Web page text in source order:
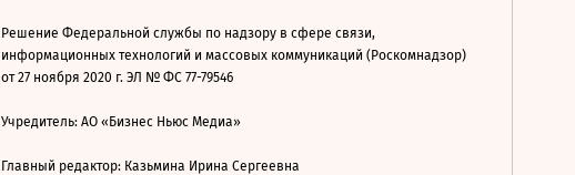
Решение Федеральной службы по надзору в сфере связи,
информационных технологий и массовых коммуникаций (Роскомнадзор)
от 27 ноября 2020 г. ЭЛ № ФС 77-79546
Учредитель: АО «Бизнес Ньюс Медиа»
Главный редактор: Казьмина Ирина Сергеевна